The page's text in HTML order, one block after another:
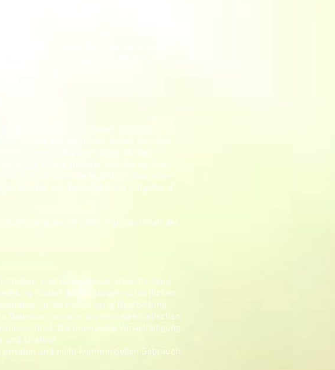
Hierbei kann es sich z.B. um Daten
Systeme erfasst. Das sind vor allem
Die Erfassung dieser Daten
wir keinen Einfluss haben. Deshalb
die Inhalte der verlinkten Seiten ist stets
Seiten wurden zum Zeitpunkt der
zum Zeitpunkt der Verlinkung nicht
ohne konkrete Anhaltspunkte einer
werden wir derartige Links umgehend
Inhalte externer Links. Für den Inhalt der
und Leistungsschutzrecht. Jede
bedarf der vorherigen schriftlichen
für Vervielfältigung, Bearbeitung,
Datenbanken oder anderen elektronischen
Die unerlaubte Vervielfältigung
und strafbar.
und nicht kommerziellen Gebrauch